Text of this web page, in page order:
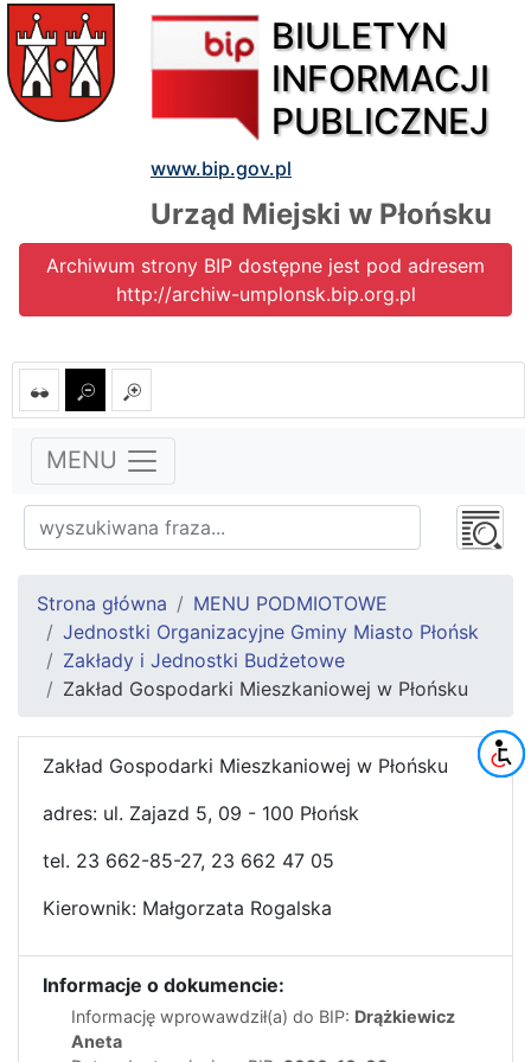
BIULETYN
INFORMACJI
PUBLICZNEJ
www.bip.gov.pl
Urząd Miejski w Płońsku
Archiwum strony BIP dostępne jest pod adresem
http://archiw-umplonsk.bip.org.pl
MENU
Strona główna
MENU PODMIOTOWE
Jednostki Organizacyjne Gminy Miasto Płońsk
Zakłady i Jednostki Budżetowe
Zakład Gospodarki Mieszkaniowej w Płońsku
Zakład Gospodarki Mieszkaniowej w Płońsku
adres: ul. Zajazd 5, 09 - 100 Płońsk
tel. 23 662-85-27, 23 662 47 05
Kierownik: Małgorzata Rogalska
Informacje o dokumencie:
Informację wprowawdził(a) do BIP: Drążkiewicz
Aneta